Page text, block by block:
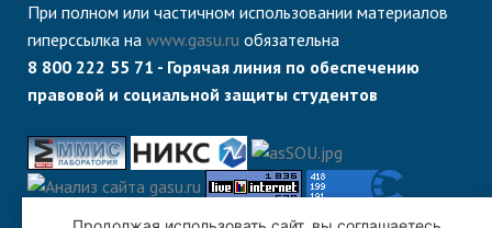
При полном или частичном использовании материалов
гиперссылка на www.gasu.ru обязательна
8 800 222 55 71 - Горячая линия по обеспечению
правовой и социальной защиты студентов